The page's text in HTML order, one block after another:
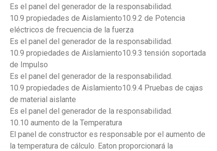
Es el panel del generador de la responsabilidad.
10.9 propiedades de Aislamiento10.9.2 de Potencia
eléctricos de frecuencia de la fuerza
Es el panel del generador de la responsabilidad.
10.9 propiedades de Aislamiento10.9.3 tensión soportada
de Impulso
Es el panel del generador de la responsabilidad.
10.9 propiedades de Aislamiento10.9.4 Pruebas de cajas
de material aislante
Es el panel del generador de la responsabilidad.
10.10 aumento de la Temperatura
El panel de constructor es responsable por el aumento de
la temperatura de cálculo. Eaton proporcionará la